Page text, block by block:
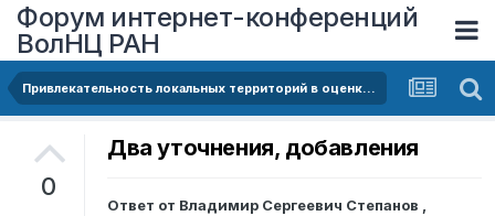
Форум интернет-конференций
ВолНЦ РАН
Привлекательность локальных территорий в оценках населения
0
Два уточнения, добавления
Ответ от Владимир Сергеевич Степанов ,